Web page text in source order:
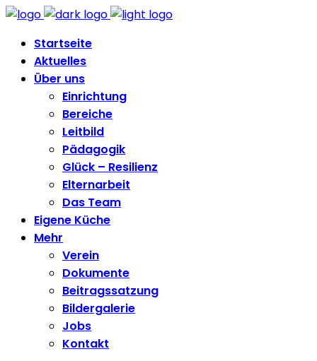
Startseite
Aktuelles
Über uns
Einrichtung
Bereiche
Leitbild
Pädagogik
Glück – Resilienz
Elternarbeit
Das Team
Eigene Küche
Mehr
Verein
Dokumente
Beitragssatzung
Bildergalerie
Jobs
Kontakt